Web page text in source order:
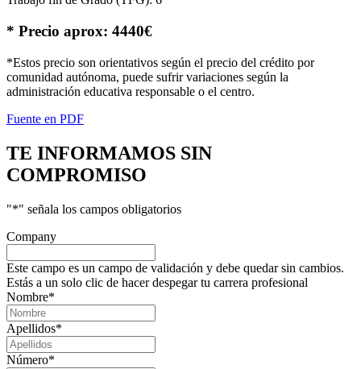
* Precio aprox: 4440€
*Estos precio son orientativos según el precio del crédito por
comunidad autónoma, puede sufrir variaciones según la
administración educativa responsable o el centro.
Fuente en PDF
TE INFORMAMOS SIN
COMPROMISO
"*" señala los campos obligatorios
Company
Este campo es un campo de validación y debe quedar sin cambios.
Estás a un solo clic de hacer despegar tu carrera profesional
Nombre*
Apellidos*
Número*